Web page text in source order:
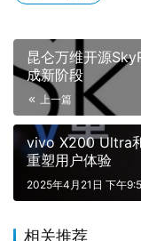
昆仑万维开源
成新阶段
上一篇
vivo X200 Ultra
重塑用户体验
2025年4月21日 下午
相关推荐